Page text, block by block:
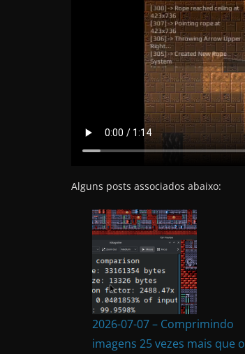
Alguns posts associados abaixo:
2026-07-07 – Comprimindo
imagens 25 vezes mais que o